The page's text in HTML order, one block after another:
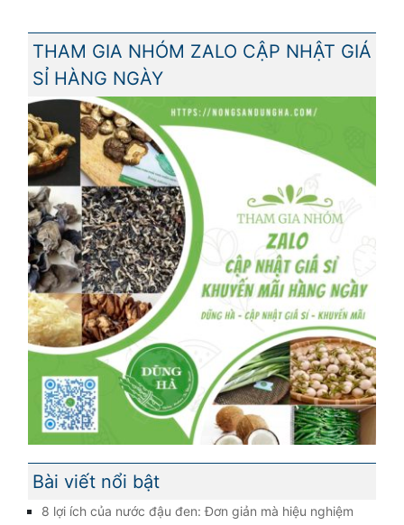
THAM GIA NHÓM ZALO CẬP NHẬT GIÁ
SỈ HÀNG NGÀY
Bài viết nổi bật
8 lợi ích của nước đậu đen: Đơn giản mà hiệu nghiệm